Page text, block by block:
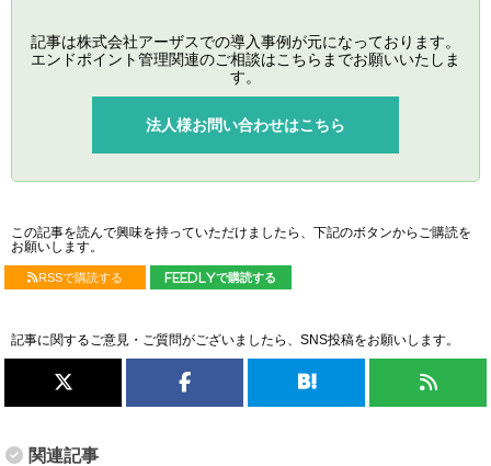
記事は株式会社アーザスでの導入事例が元になっております。
エンドポイント管理関連のご相談はこちらまでお願いいたしま
す。
法人様お問い合わせはこちら
この記事を読んで興味を持っていただけましたら、下記のボタンからご購読を
お願いします。
RSSで購読する feedlyで購読する
記事に関するご意見・ご質問がございましたら、SNS投稿をお願いします。
関連記事